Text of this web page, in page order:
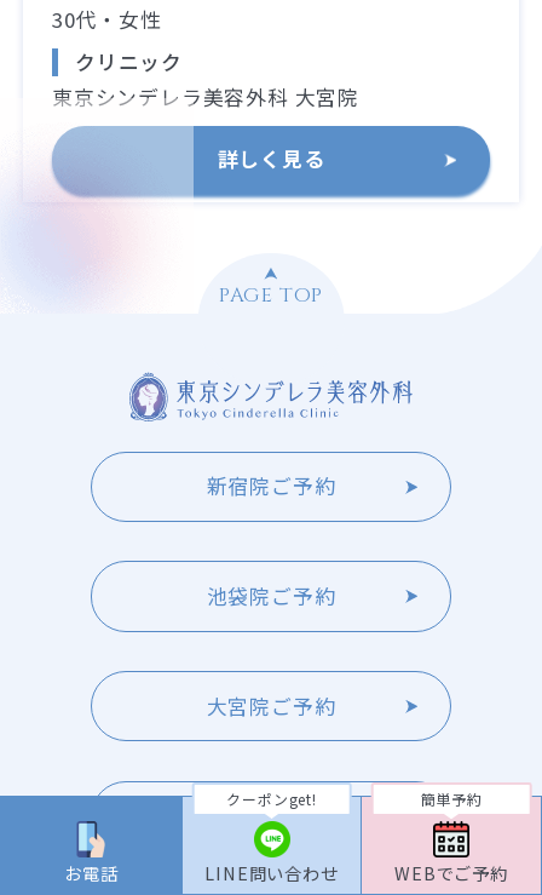
お電話
クーポンget!
LINE問い合わせ
簡単予約
WEBでご予約
30代・女性
クリニック
東京シンデレラ美容外科 大宮院
詳しく見る
PAGE TOP
新宿院ご予約
池袋院ご予約
大宮院ご予約
横浜院ご予約